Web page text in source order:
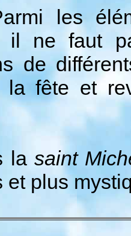
il ne faut
de
la fête et
saint
et plus